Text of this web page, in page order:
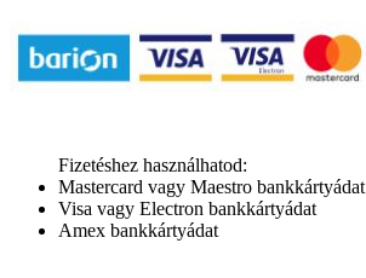
Fizetéshez használhatod:
Mastercard vagy Maestro bankkártyádat
Visa vagy Electron bankkártyádat
Amex bankkártyádat